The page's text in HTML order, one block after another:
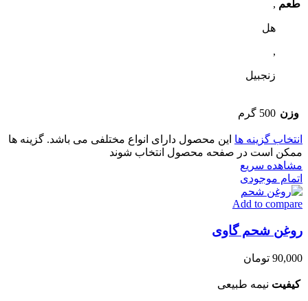
طعم ,
هل
,
زنجبیل
وزن 500 گرم
انتخاب گزینه ها این محصول دارای انواع مختلفی می باشد. گزینه ها
ممکن است در صفحه محصول انتخاب شوند
مشاهده سریع
اتمام موجودی
Add to compare
روغن شحم گاوی
90,000 تومان
کیفیت نیمه طبیعی